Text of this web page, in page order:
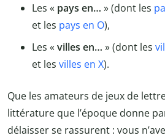
Les « pays en… » (dont les
et les pays en O),
Les «villes en… » (dont les
et les villes en X).
Que les amateurs de jeux de
littérature que l’époque donne
délaisser se rassurent : vous